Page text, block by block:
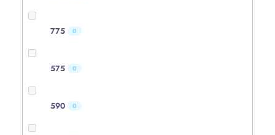
775 0
575 0
590 0